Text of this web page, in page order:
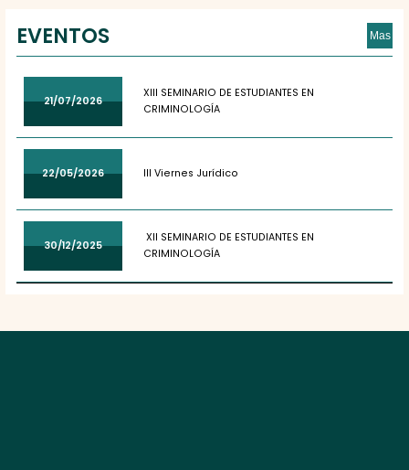
EVENTOS Mas
21/07/2026
XIII SEMINARIO DE ESTUDIANTES EN
CRIMINOLOGÍA
22/05/2026 III Viernes Jurídico
30/12/2025
XII SEMINARIO DE ESTUDIANTES EN
CRIMINOLOGÍA